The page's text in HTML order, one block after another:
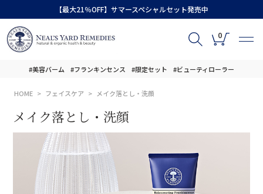
【最大21％OFF】サマースペシャルセット発売中
0
#美容バーム #フランキンセンス #限定セット #ビューティローラー
HOME フェイスケア メイク落とし・洗顔
メイク落とし・洗顔